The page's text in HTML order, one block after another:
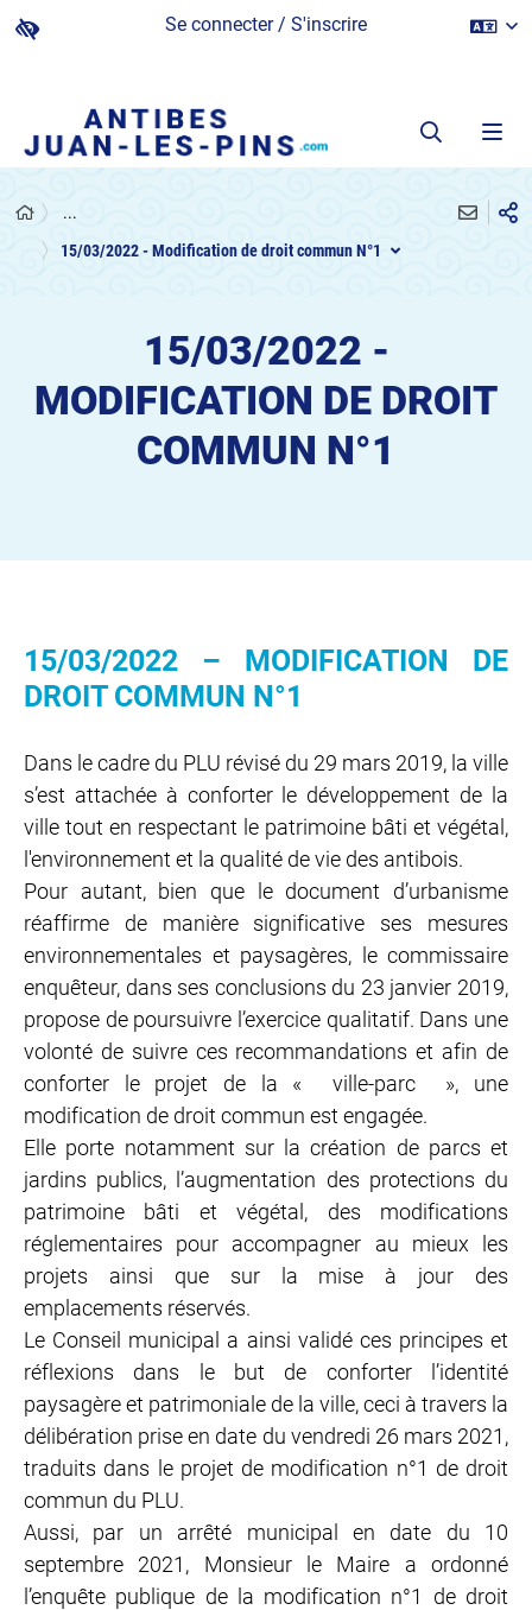
Se connecter / S'inscrire
...
15/03/2022 - Modification de droit commun N°1
15/03/2022 -
MODIFICATION DE DROIT
COMMUN N°1
15/03/2022 – MODIFICATION DE
DROIT COMMUN N°1
Dans le cadre du PLU révisé du 29 mars 2019, la ville
s’est attachée à conforter le développement de la
ville tout en respectant le patrimoine bâti et végétal,
l'environnement et la qualité de vie des antibois.
Pour autant, bien que le document d’urbanisme
réaffirme de manière significative ses mesures
environnementales et paysagères, le commissaire
enquêteur, dans ses conclusions du 23 janvier 2019,
propose de poursuivre l’exercice qualitatif. Dans une
volonté de suivre ces recommandations et afin de
conforter le projet de la « ville-parc », une
modification de droit commun est engagée.
Elle porte notamment sur la création de parcs et
jardins publics, l’augmentation des protections du
patrimoine bâti et végétal, des modifications
réglementaires pour accompagner au mieux les
projets ainsi que sur la mise à jour des
emplacements réservés.
Le Conseil municipal a ainsi validé ces principes et
réflexions dans le but de conforter l’identité
paysagère et patrimoniale de la ville, ceci à travers la
délibération prise en date du vendredi 26 mars 2021,
traduits dans le projet de modification n°1 de droit
commun du PLU.
Aussi, par un arrêté municipal en date du 10
septembre 2021, Monsieur le Maire a ordonné
l’enquête publique de la modification n°1 de droit